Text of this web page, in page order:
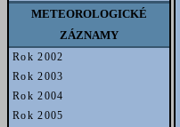
METEOROLOGICKÉ
ZÁZNAMY
Rok 2002
Rok 2003
Rok 2004
Rok 2005